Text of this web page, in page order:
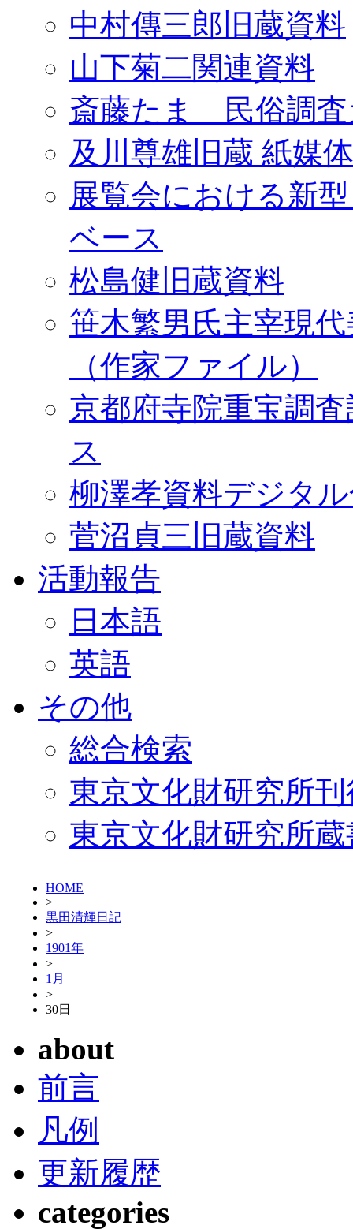
中村傳三郎旧蔵資料
山下菊二関連資料
斎藤たま 民俗調査
及川尊雄旧蔵 紙媒
展覧会における新
ベース
松島健旧蔵資料
笹木繁男氏主宰現
（作家ファイル）
京都府寺院重宝調
ス
柳澤孝資料デジタ
菅沼貞三旧蔵資料
活動報告
日本語
英語
その他
総合検索
東京文化財研究所
東京文化財研究所
HOME
>
黒田清輝日記
>
1901年
>
1月
>
30日
about
前言
凡例
更新履歴
categories